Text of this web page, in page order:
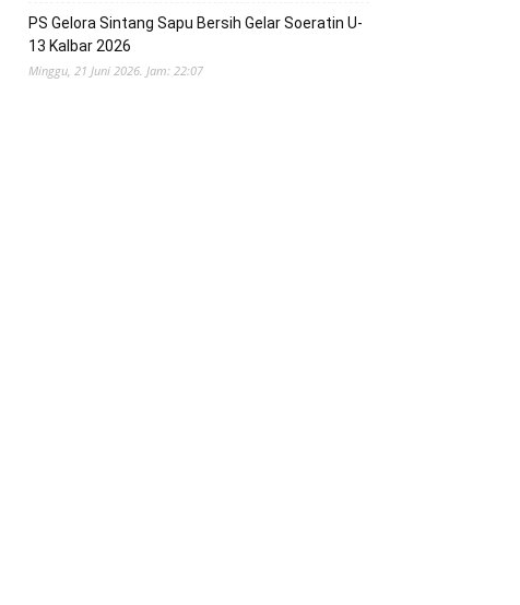
PS Gelora Sintang Sapu Bersih Gelar Soeratin U-
13 Kalbar 2026
Minggu, 21 Juni 2026. Jam: 22:07